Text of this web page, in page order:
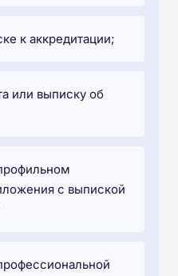
к аккредитации;
или выписку об
с выпиской